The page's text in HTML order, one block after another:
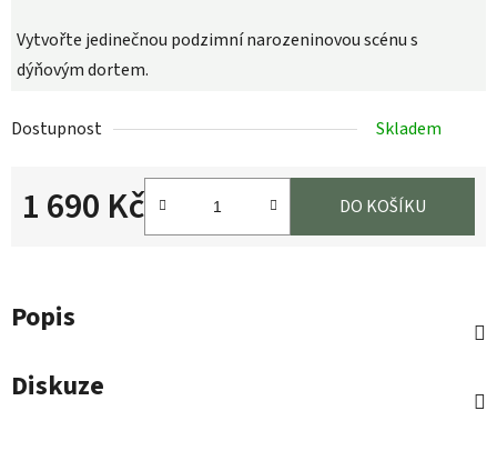
Vytvořte jedinečnou podzimní narozeninovou scénu s
dýňovým dortem.
Dostupnost Skladem
1 690 Kč DO KOŠÍKU
Popis
Diskuze